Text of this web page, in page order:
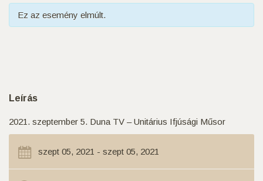
Ez az esemény elmúlt.
Leírás
2021. szeptember 5. Duna TV – Unitárius Ifjúsági Műsor
szept 05, 2021 - szept 05, 2021